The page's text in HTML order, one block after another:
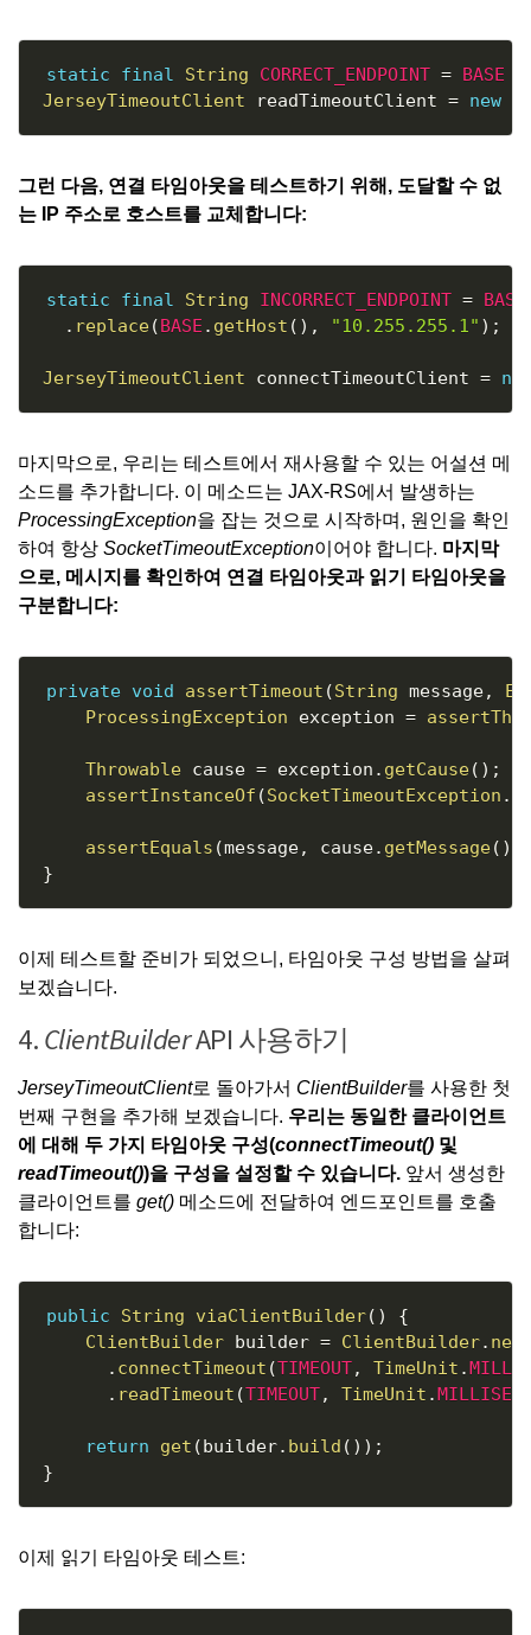
static final String CORRECT_ENDPOINT = BASE
JerseyTimeoutClient readTimeoutClient = new
그런 다음, 연결 타임아웃을 테스트하기 위해, 도달할 수 없
는 IP 주소로 호스트를 교체합니다:
static final String INCORRECT_ENDPOINT = BASE
. replace(BASE . getHost ( ) , "10.255.255.1" ) ;
JerseyTimeoutClient connectTimeoutClient =
마지막으로, 우리는 테스트에서 재사용할 수 있는 어설션 메
소드를 추가합니다. 이 메소드는 JAX-RS에서 발생하는
ProcessingException을 잡는 것으로 시작하며, 원인을 확인
하여 항상 SocketTimeoutException이어야 합니다. 마지막
으로, 메시지를 확인하여 연결 타임아웃과 읽기 타임아웃을
구분합니다:
private void assertTimeout (String message,
ProcessingException exception =
Throwable cause = exception . getCause( ) ;
assertInstanceOf (SocketTimeoutException .
assertEquals (message, cause. getMessage( )
}
이제 테스트할 준비가 되었으니, 타임아웃 구성 방법을 살펴
보겠습니다.
4.ClientBuilderAPI 사용하기
JerseyTimeoutClient로 돌아가서 ClientBuilder를 사용한 첫
번째 구현을 추가해 보겠습니다. 우리는 동일한 클라이언트
에 대해 두 가지 타임아웃 구성(connectTimeout() 및
readTimeout())을 구성을 설정할 수 있습니다. 앞서 생성한
클라이언트를 get() 메소드에 전달하여 엔드포인트를 호출
합니다:
public String viaClientBuilder( )
{
ClientBuilder builder = ClientBuilder.
. connectTimeout (TIMEOUT, TimeUnit .
. readTimeout (TIMEOUT, TimeUnit .
return get (builder. build ( ) ) ;
}
이제 읽기 타임아웃 테스트: